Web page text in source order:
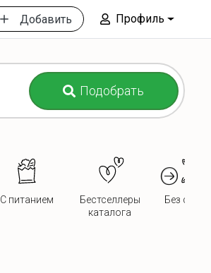
Добавить Профиль
Подобрать
С питанием
Бестселлеры
каталога
Без